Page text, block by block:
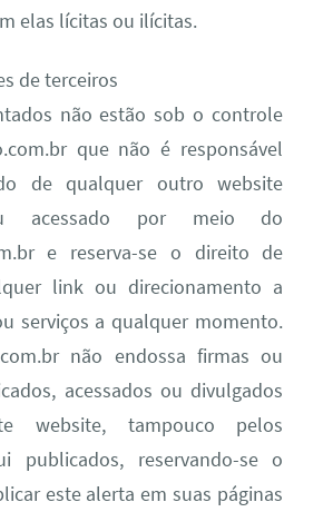
elas lícitas ou ilícitas.
de terceiros
não estão sob o controle
que não é responsável
de qualquer outro website
acessado por meio do
e reserva-se o direito de
link ou direcionamento a
serviços a qualquer momento.
não endossa firmas ou
acessados ou divulgados
website, tampouco pelos
publicados, reservando-se o
este alerta em suas páginas